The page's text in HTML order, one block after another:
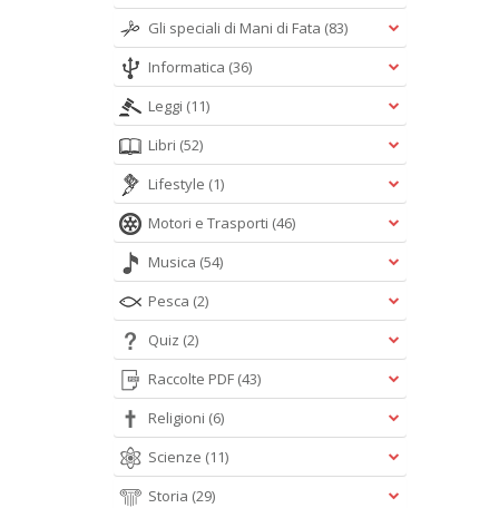
Gli speciali di Mani di Fata (83)
Informatica (36)
Leggi (11)
Libri (52)
Lifestyle (1)
Motori e Trasporti (46)
Musica (54)
Pesca (2)
Quiz (2)
Raccolte PDF (43)
Religioni (6)
Scienze (11)
Storia (29)